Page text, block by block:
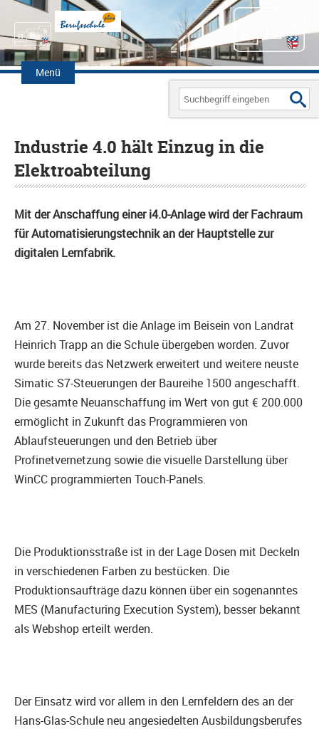
Menü
Zum
Inhalt
Search
for:
Industrie 4.0 hält Einzug in die
Elektroabteilung
Mit der Anschaffung einer i4.0-Anlage wird der Fachraum
für Automatisierungstechnik an der Hauptstelle zur
digitalen Lernfabrik.
Am 27. November ist die Anlage im Beisein von Landrat
Heinrich Trapp an die Schule übergeben worden. Zuvor
wurde bereits das Netzwerk erweitert und weitere neuste
Simatic S7-Steuerungen der Baureihe 1500 angeschafft.
Die gesamte Neuanschaffung im Wert von gut € 200.000
ermöglicht in Zukunft das Programmieren von
Ablaufsteuerungen und den Betrieb über
Profinetvernetzung sowie die visuelle Darstellung über
WinCC programmierten Touch-Panels.
Die Produktionsstraße ist in der Lage Dosen mit Deckeln
in verschiedenen Farben zu bestücken. Die
Produktionsaufträge dazu können über ein sogenanntes
MES (Manufacturing Execution System), besser bekannt
als Webshop erteilt werden.
Der Einsatz wird vor allem in den Lernfeldern des an der
Hans-Glas-Schule neu angesiedelten Ausbildungsberufes